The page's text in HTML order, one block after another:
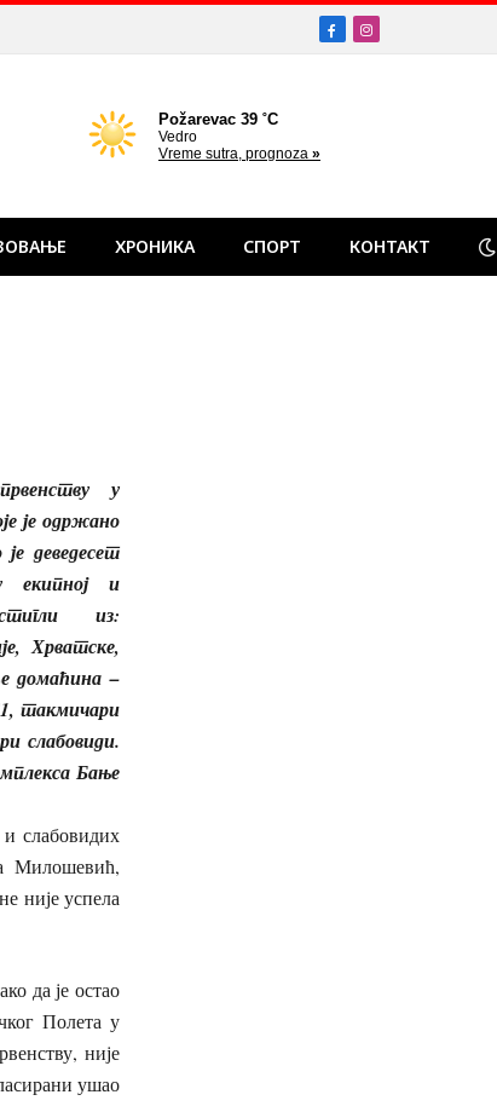
FacebookInstagram
ХРОНИКА СПОРТ КОНТАКТ
у
је одржано
деведесет
екипној и
стигли из:
Хрватске,
домаћина –
такмичари
слабовиди.
Бање
слабовидих
Милошевић,
није успела
да је остао
Полета у
није
ушао